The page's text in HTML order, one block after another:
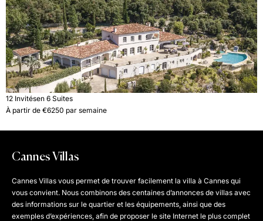
12 Invitésen 6 Suites
À partir de €6250 par semaine
Cannes Villas
Cannes Villas vous permet de trouver facilement la villa à Cannes qui
vous convient. Nous combinons des centaines d’annonces de villas avec
des informations sur le quartier et les équipements, ainsi que des
exemples d’expériences, afin de proposer le site Internet le plus complet